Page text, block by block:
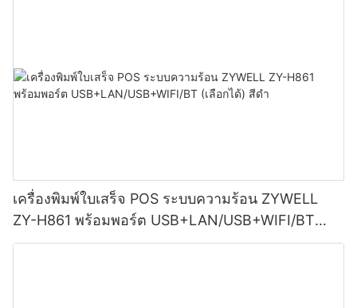
เครื่องพิมพ์ใบเสร็จ POS ระบบความร้อน ZYWELL
ZY-H861 พร้อมพอร์ต USB+LAN/USB+WIFI/BT
(เลือกได้) สีดำ